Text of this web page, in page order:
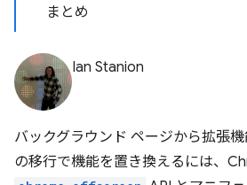
まとめ
Ian Stanion
バックグラウンド ページから拡張
の移行で機能を置き換えるには、